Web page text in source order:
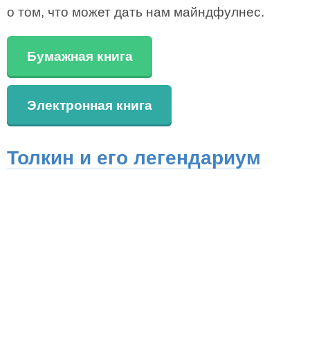
о том, что может дать нам майндфулнес.
Бумажная книга
Электронная книга
Толкин и его легендариум